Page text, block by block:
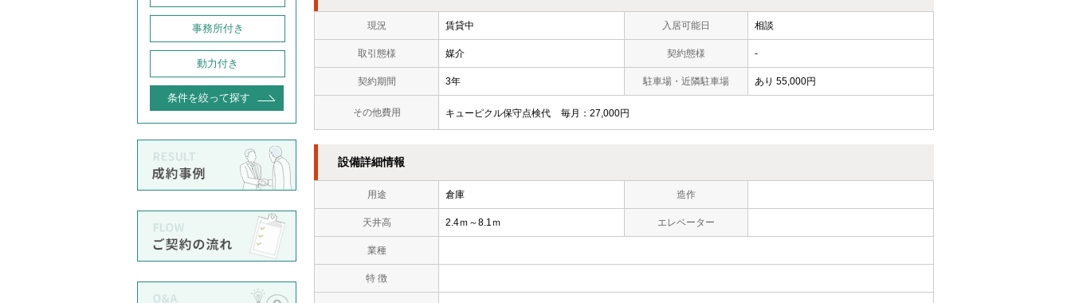
現況 賃貸中 入居可能日 相談
取引態様 媒介 契約態様 -
契約期間 3年 駐車場・近隣駐車場 あり 55,000円
その他費用 キューピクル保守点検代 毎月 27,000円
設備詳細情報
用途 倉庫 造作
天井高 2.4ｍ～8.1ｍ エレベーター
業種
特 徴
事務所付き
動力付き
条件を絞って探す